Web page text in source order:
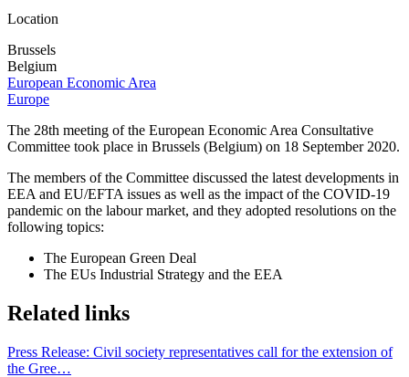
Location
Brussels
Belgium
European Economic Area
Europe
The 28th meeting of the European Economic Area Consultative
Committee took place in Brussels (Belgium) on 18 September 2020.
The members of the Committee discussed the latest developments in
EEA and EU/EFTA issues as well as the impact of the COVID-19
pandemic on the labour market, and they adopted resolutions on the
following topics:
The European Green Deal
The EUs Industrial Strategy and the EEA
Related links
Press Release: Civil society representatives call for the extension of
the Gree…